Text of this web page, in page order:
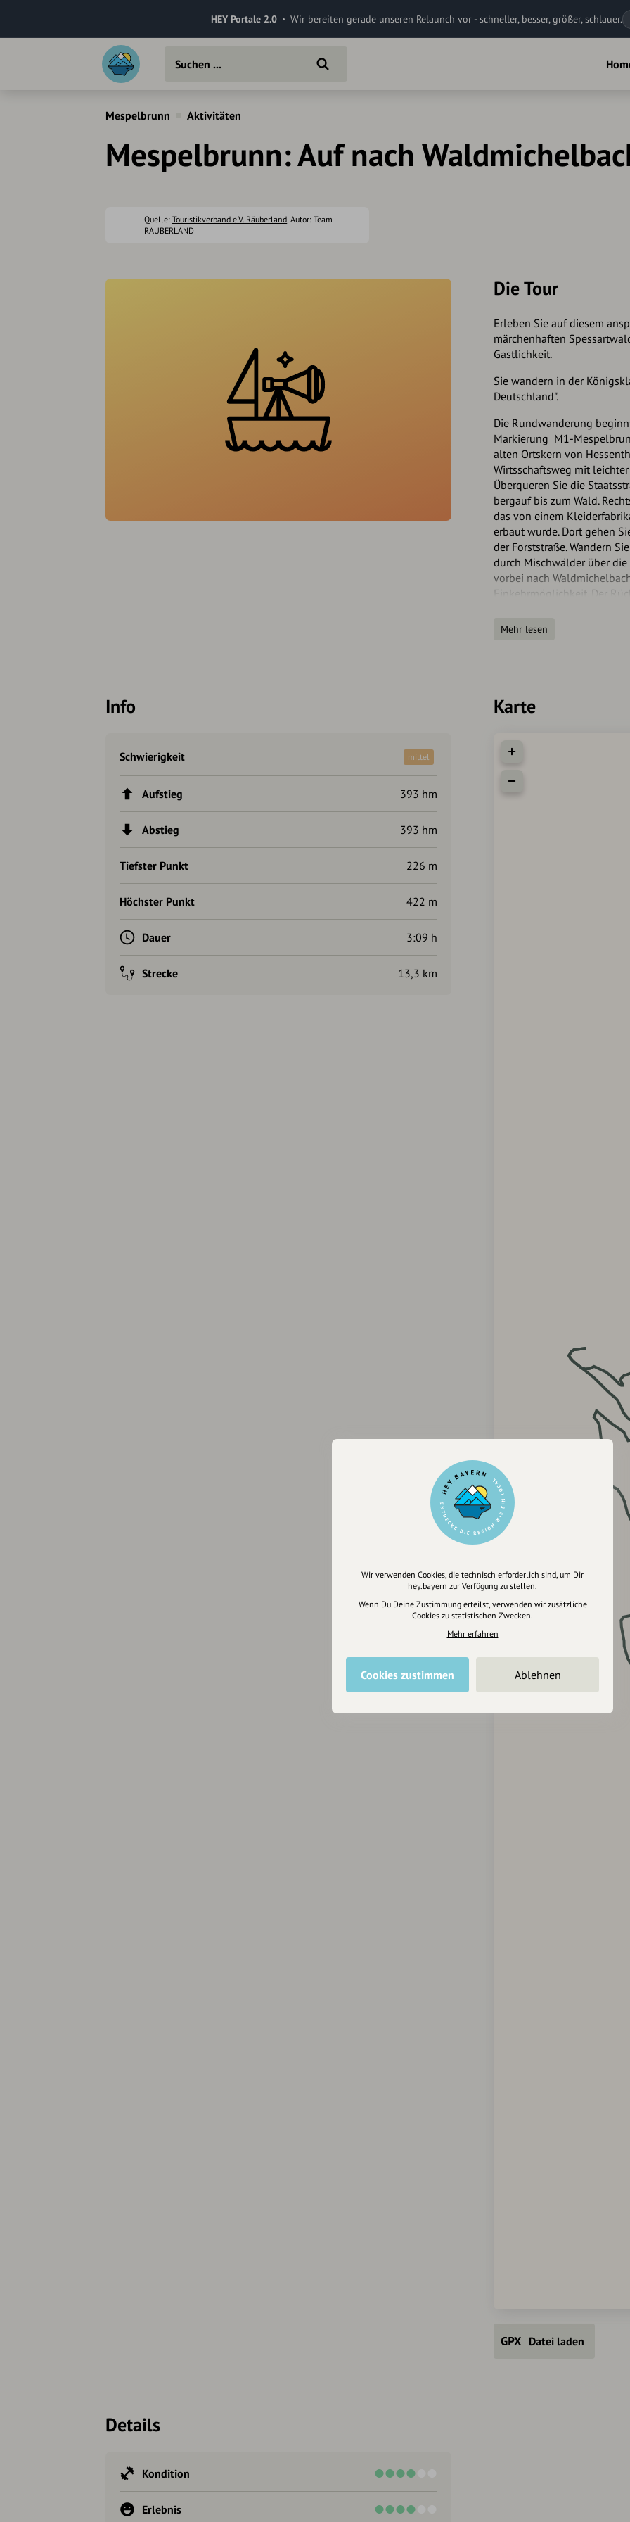
HEY Portale 2.0 Wir bereiten gerade unseren Relaunch vor - schneller, besser, größer, schlauer.
Mespelbrunn Aktivitäten
Mespelbrunn: Auf nach
Quelle: Touristikverband e.V. Räuberland, Autor: Team
RÄUBERLAND
Die Tour
Erleben Sie auf diesem
märchenhaften
Gastlichkeit.
Sie wandern in der
Deutschland".
Die Rundwanderung
Markierung M1-
alten Ortskern von
Wirtsschaftsweg mit
Überqueren Sie die
bergauf bis zum Wald.
das von einem
erbaut wurde. Dort gehen
der Forststraße. Wandern
durch Mischwälder über die
vorbei nach
Einkehrmöglichkeit. Der
Wegweiser "Waldweg". Ab
Wallfahrtskirche in
Mehr lesen
Info
Schwierigkeit mittel
Aufstieg 393 hm
Abstieg 393 hm
Tiefster Punkt 226 m
Höchster Punkt 422 m
Dauer 3:09 h
Strecke 13,3 km
Karte
Datei laden
Details
Kondition
Erlebnis
Wir verwenden Cookies, die technisch erforderlich sind, um Dir
hey.bayern zur Verfügung zu stellen.
Wenn Du Deine Zustimmung erteilst, verwenden wir zusätzliche
Cookies zu statistischen Zwecken.
Mehr erfahren
Cookies zustimmen Ablehnen